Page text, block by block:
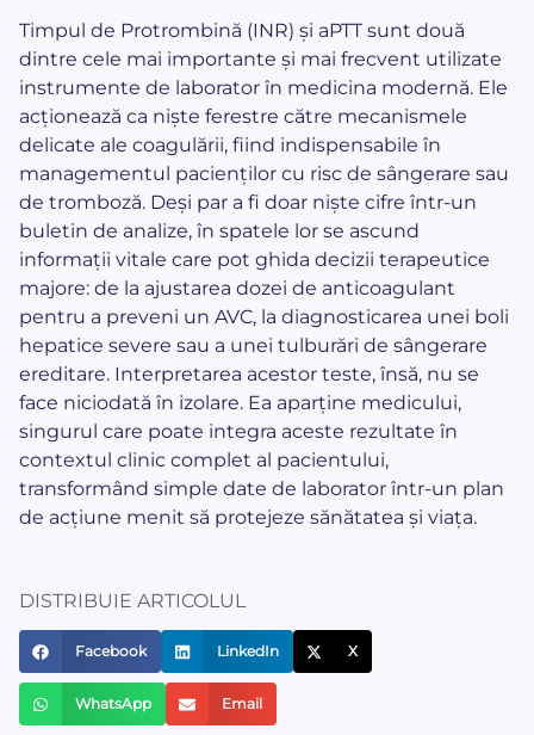
Timpul de Protrombină (INR) și aPTT sunt două
dintre cele mai importante și mai frecvent utilizate
instrumente de laborator în medicina modernă. Ele
acționează ca niște ferestre către mecanismele
delicate ale coagulării, fiind indispensabile în
managementul pacienților cu risc de sângerare sau
de tromboză. Deși par a fi doar niște cifre într-un
buletin de analize, în spatele lor se ascund
informații vitale care pot ghida decizii terapeutice
majore: de la ajustarea dozei de anticoagulant
pentru a preveni un AVC, la diagnosticarea unei boli
hepatice severe sau a unei tulburări de sângerare
ereditare. Interpretarea acestor teste, însă, nu se
face niciodată în izolare. Ea aparține medicului,
singurul care poate integra aceste rezultate în
contextul clinic complet al pacientului,
transformând simple date de laborator într-un plan
de acțiune menit să protejeze sănătatea și viața.
DISTRIBUIE ARTICOLUL
Facebook LinkedIn X
WhatsApp Email